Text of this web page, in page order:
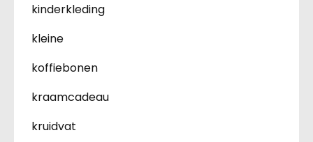
kinderkleding
kleine
koffiebonen
kraamcadeau
kruidvat